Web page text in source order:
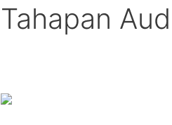
Tahapan
Rekomendasi